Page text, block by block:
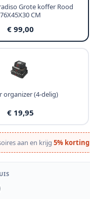
Grote koffer Rood
76X45X30 CM
€ 99,00
organizer (4-delig)
€ 19,95
aan en krijg5% korting